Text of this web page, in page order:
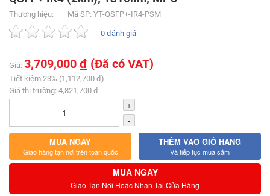
Thương hiệu: Mã SP: YT-QSFP+-IR4-PSM
0 đánh giá
Giá: 3,709,000 đ (Đã có VAT)
Tiết kiệm 23% (1,112,700 đ)
Giá thị trường: 4,821,700 đ
+
-
MUA NGAY
Giao hàng tận nơi trên toàn quốc
THÊM VÀO GIỎ HÀNG
Và tiếp tục mua sắm
MUA NGAY
Giao Tận Nơi Hoặc Nhận Tại Cửa Hàng